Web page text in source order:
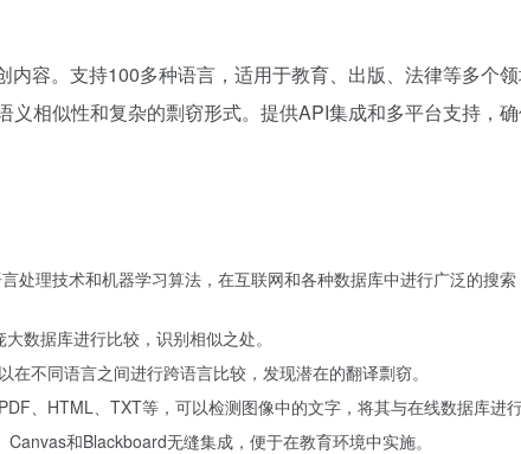
容。支持100多种语言，适用于教育、出版、法律等多个
相似性和复杂的剽窃形式。提供API集成和多平台支持，
处理技术和机器学习算法，在互联网和各种数据库中进行广泛的搜
数据库进行比较，识别相似之处。
不同语言之间进行跨语言比较，发现潜在的翻译剽窃。
、HTML、TXT等，可以检测图像中的文字，将其与在线数据库进
和Blackboard无缝集成，便于在教育环境中实施。